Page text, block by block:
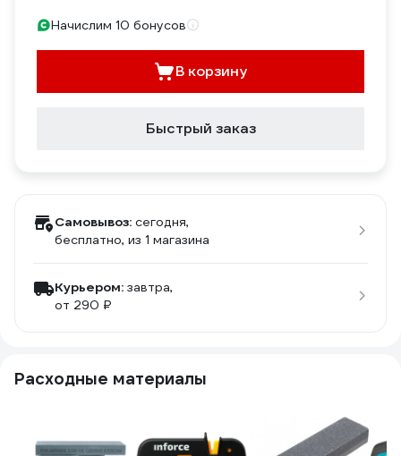
Начислим 10 бонусов
В корзину
Быстрый заказ
Самовывоз: сегодня,
бесплатно, из 1 магазина
Курьером: завтра,
от 290 ₽
Расходные материалы